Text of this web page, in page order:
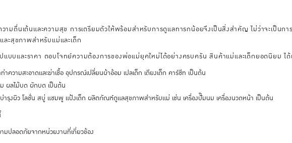
ามตื่นเต้นและความสุข การเตรียมตัวให้พร้อมสำหรับการดูแลทารกน้อยจึงเป็นสิ่งสำคัญ ไม่ว่าจะเป็นก
ะสุขภาพสำหรับแม่และเด็ก
บบและราคา ตอบโจทย์ความต้องการของพ่อแม่ยุคใหม่ได้อย่างครบครัน สินค้าแม่และเด็กยอดนิยม ไ
วามสะอาดและฆ่าเชื้อ อุปกรณ์เปลี่ยนผ้าอ้อม เปลเด็ก เตียงเด็ก คาร์ซีท เป็นต้น
ม ผลไม้บด ผักบด เป็นต้น
รุงผิว โลชั่น สบู่ แชมพู แป้งเด็ก ผลิตภัณฑ์ดูแลสุขภาพสำหรับแม่ เช่น เครื่องปั๊มนม เครื่องนวดหน้า เป็นต้น
ปลอดภัยจากหน่วยงานที่เกี่ยวข้อง